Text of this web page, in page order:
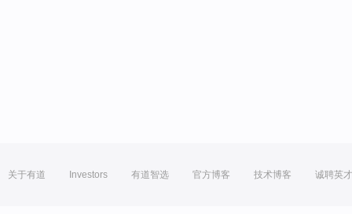
关于有道 Investors 有道智选 官方博客 技术博客 诚聘英才